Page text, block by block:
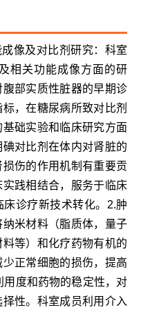
像及对比剂研究：科室
相关功能成像方面的研
部实质性脏器的早期诊
，在糖尿病所致对比剂
础实验和临床研究方面
对比剂在体内对肾脏的
伤的作用机制有重要贡
践相结合，服务于临床
诊疗新技术转化。2.肿
米材料（脂质体，量子
等）和化疗药物有机的
正常细胞的损伤，提高
度和药物的稳定性，对
性。科室成员利用介入